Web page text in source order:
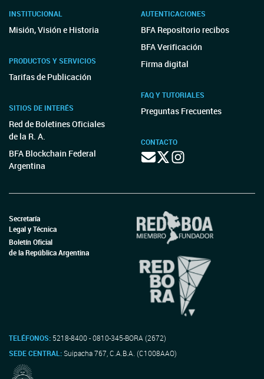
INSTITUCIONAL
Misión, Visión e Historia
PRODUCTOS Y SERVICIOS
Tarifas de Publicación
SITIOS DE INTERÉS
Red de Boletines Oficiales
de la R. A.
BFA Blockchain Federal
Argentina
AUTENTICACIONES
BFA Repositorio recibos
BFA Verificación
Firma digital
FAQ Y TUTORIALES
Preguntas Frecuentes
CONTACTO
Secretaría
Legal y Técnica
Boletín Oficial
de la República Argentina
TELÉFONOS: 5218-8400 - 0810-345-BORA (2672)
SEDE CENTRAL:Suipacha 767, C.A.B.A. (C1008AAO)